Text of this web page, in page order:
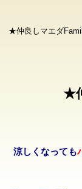
★仲良しマエダ
★
涼しくなっても